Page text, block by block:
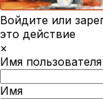
Войдите или
это действие
×
Имя
Имя